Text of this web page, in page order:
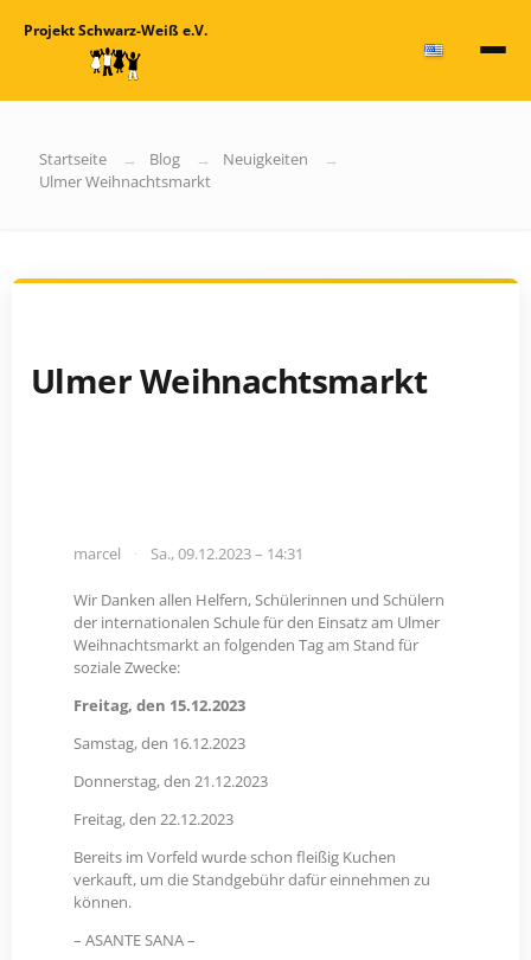
Projekt Schwarz-Weiß e.V.
Startseite Blog
Neuigkeiten
Ulmer Weihnachtsmarkt
Ulmer Weihnachtsmarkt
marcel Sa., 09.12.2023 – 14:31
Wir Danken allen Helfern, Schülerinnen und Schülern
der internationalen Schule für den Einsatz am Ulmer
Weihnachtsmarkt an folgenden Tag am Stand für
soziale Zwecke:
Freitag, den 15.12.2023
Samstag, den 16.12.2023
Donnerstag, den 21.12.2023
Freitag, den 22.12.2023
Bereits im Vorfeld wurde schon fleißig Kuchen
verkauft, um die Standgebühr dafür einnehmen zu
können.
– ASANTE SANA –